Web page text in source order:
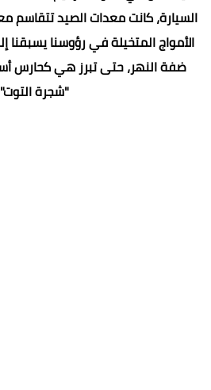
كانت الرحلة تبدأ دائماً قبل بزوغ
يهمس أبي بصوته الرخيم معلناً شد
السيارة، كانت معدات الصيد تتقاسم
الأمواج المتخيلة في رؤوسنا